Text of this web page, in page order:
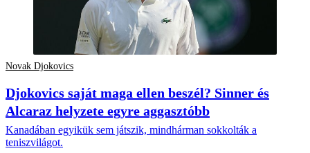
Novak Djokovics
Djokovics saját maga ellen beszél? Sinner és
Alcaraz helyzete egyre aggasztóbb
Kanadában egyikük sem játszik, mindhárman sokkolták a
teniszvilágot.